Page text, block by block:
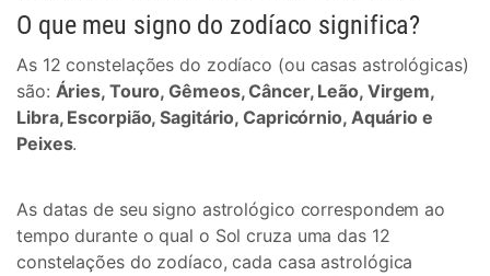
O que meu signo do zodíaco significa?
As 12 constelações do zodíaco (ou casas astrológicas)
são: Áries, Touro, Gêmeos, Câncer, Leão, Virgem,
Libra, Escorpião, Sagitário, Capricórnio, Aquário e
Peixes.
As datas de seu signo astrológico correspondem ao
tempo durante o qual o Sol cruza uma das 12
constelações do zodíaco, cada casa astrológica